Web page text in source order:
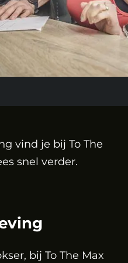
vind je bij To The
snel verder.
bij To The Max